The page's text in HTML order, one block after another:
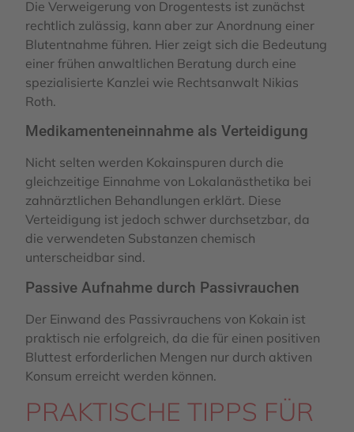
Die Verweigerung von Drogentests ist zunächst
rechtlich zulässig, kann aber zur Anordnung einer
Blutentnahme führen. Hier zeigt sich die Bedeutung
einer frühen anwaltlichen Beratung durch eine
spezialisierte Kanzlei wie Rechtsanwalt Nikias
Roth.
Medikamenteneinnahme als Verteidigung
Nicht selten werden Kokainspuren durch die
gleichzeitige Einnahme von Lokalanästhetika bei
zahnärztlichen Behandlungen erklärt. Diese
Verteidigung ist jedoch schwer durchsetzbar, da
die verwendeten Substanzen chemisch
unterscheidbar sind.
Passive Aufnahme durch Passivrauchen
Der Einwand des Passivrauchens von Kokain ist
praktisch nie erfolgreich, da die für einen positiven
Bluttest erforderlichen Mengen nur durch aktiven
Konsum erreicht werden können.
PRAKTISCHE TIPPS FÜR